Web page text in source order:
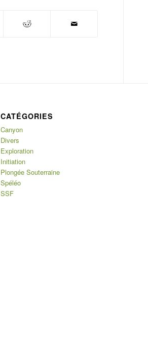
CATÉGORIES
Canyon
Divers
Exploration
Initiation
Plongée Souterraine
Spéléo
SSF